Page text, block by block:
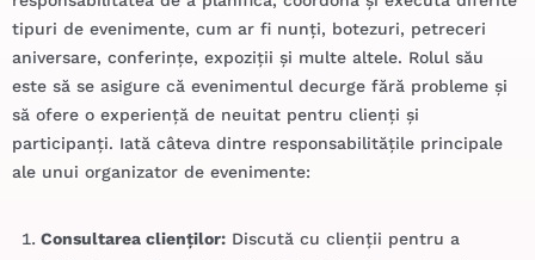
tipuri de evenimente, cum ar fi nunți, botezuri, petreceri
aniversare, conferințe, expoziții și multe altele. Rolul său
este să se asigure că evenimentul decurge fără probleme și
să ofere o experiență de neuitat pentru clienți și
participanți. Iată câteva dintre responsabilitățile principale
ale unui organizator de evenimente:
Consultarea clienților: Discută cu clienții pentru a